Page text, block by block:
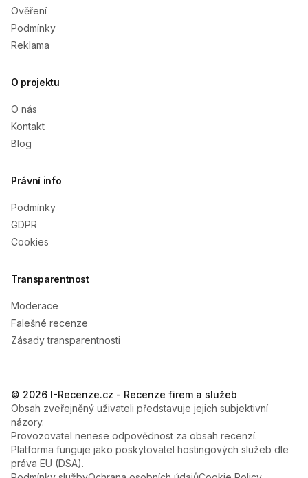
Ověření
Podmínky
Reklama
O projektu
O nás
Kontakt
Blog
Právní info
Podmínky
GDPR
Cookies
Transparentnost
Moderace
Falešné recenze
Zásady transparentnosti
© 2026 I-Recenze.cz - Recenze firem a služeb
Obsah zveřejněný uživateli představuje jejich subjektivní
názory.
Provozovatel nenese odpovědnost za obsah recenzí.
Platforma funguje jako poskytovatel hostingových služeb dle
práva EU (DSA).